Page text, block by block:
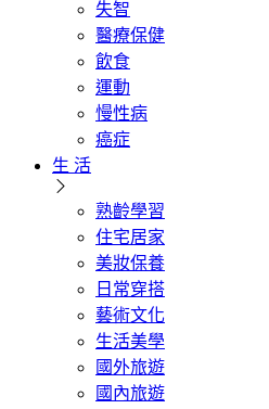
失智
醫療保健
飲食
運動
慢性病
癌症
生 活
熟齡學習
住宅居家
美妝保養
日常穿搭
藝術文化
生活美學
國外旅遊
國內旅遊